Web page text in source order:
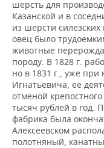
шерсть для
Казанской и в
из шерсти
овец было
животные
породу. В 1828 г.
но в 1831 г., уже при
Игнатьевича, ее
отменой
тысяч рублей в год.
фабрика была
Алексеевском
полотняный,